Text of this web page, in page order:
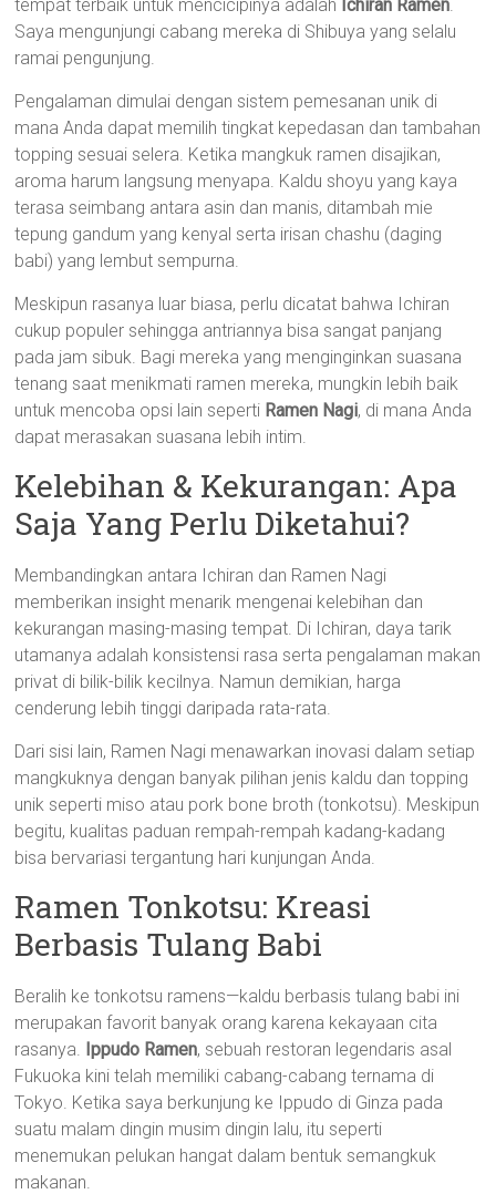
tempat terbaik untuk mencicipinya adalah Ichiran Ramen.
Saya mengunjungi cabang mereka di Shibuya yang selalu
ramai pengunjung.
Pengalaman dimulai dengan sistem pemesanan unik di
mana Anda dapat memilih tingkat kepedasan dan tambahan
topping sesuai selera. Ketika mangkuk ramen disajikan,
aroma harum langsung menyapa. Kaldu shoyu yang kaya
terasa seimbang antara asin dan manis, ditambah mie
tepung gandum yang kenyal serta irisan chashu (daging
babi) yang lembut sempurna.
Meskipun rasanya luar biasa, perlu dicatat bahwa Ichiran
cukup populer sehingga antriannya bisa sangat panjang
pada jam sibuk. Bagi mereka yang menginginkan suasana
tenang saat menikmati ramen mereka, mungkin lebih baik
untuk mencoba opsi lain seperti Ramen Nagi, di mana Anda
dapat merasakan suasana lebih intim.
Kelebihan & Kekurangan: Apa
Saja Yang Perlu Diketahui?
Membandingkan antara Ichiran dan Ramen Nagi
memberikan insight menarik mengenai kelebihan dan
kekurangan masing-masing tempat. Di Ichiran, daya tarik
utamanya adalah konsistensi rasa serta pengalaman makan
privat di bilik-bilik kecilnya. Namun demikian, harga
cenderung lebih tinggi daripada rata-rata.
Dari sisi lain, Ramen Nagi menawarkan inovasi dalam setiap
mangkuknya dengan banyak pilihan jenis kaldu dan topping
unik seperti miso atau pork bone broth (tonkotsu). Meskipun
begitu, kualitas paduan rempah-rempah kadang-kadang
bisa bervariasi tergantung hari kunjungan Anda.
Ramen Tonkotsu: Kreasi
Berbasis Tulang Babi
Beralih ke tonkotsu ramens—kaldu berbasis tulang babi ini
merupakan favorit banyak orang karena kekayaan cita
rasanya. Ippudo Ramen, sebuah restoran legendaris asal
Fukuoka kini telah memiliki cabang-cabang ternama di
Tokyo. Ketika saya berkunjung ke Ippudo di Ginza pada
suatu malam dingin musim dingin lalu, itu seperti
menemukan pelukan hangat dalam bentuk semangkuk
makanan.